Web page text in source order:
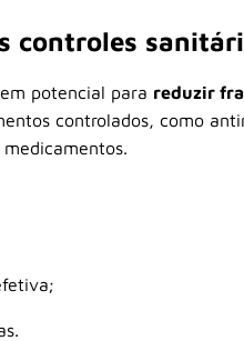
controles
potencial para reduzir
controlados, como